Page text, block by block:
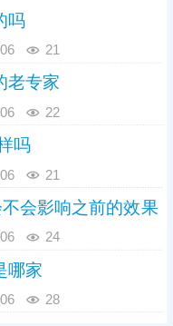
吗
21
老专家
22
吗
21
会影响之前的效果
24
哪家
28